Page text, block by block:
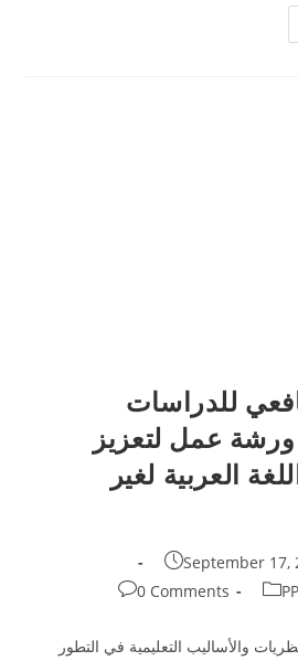
للدراسات
ورشة عمل لتعزيز
العربية لغير
September 17,
Post
0 Comments
والأساليب التعليمية في التطور